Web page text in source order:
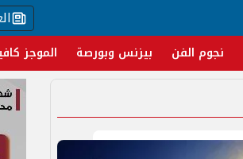
نجوم الفن بيزنس وبورصة الموجز